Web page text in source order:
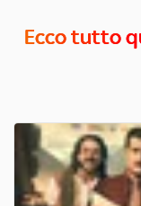
Ecco tutto